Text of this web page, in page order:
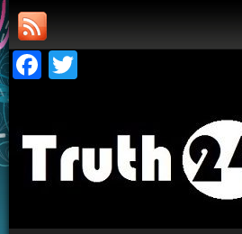
Facebook